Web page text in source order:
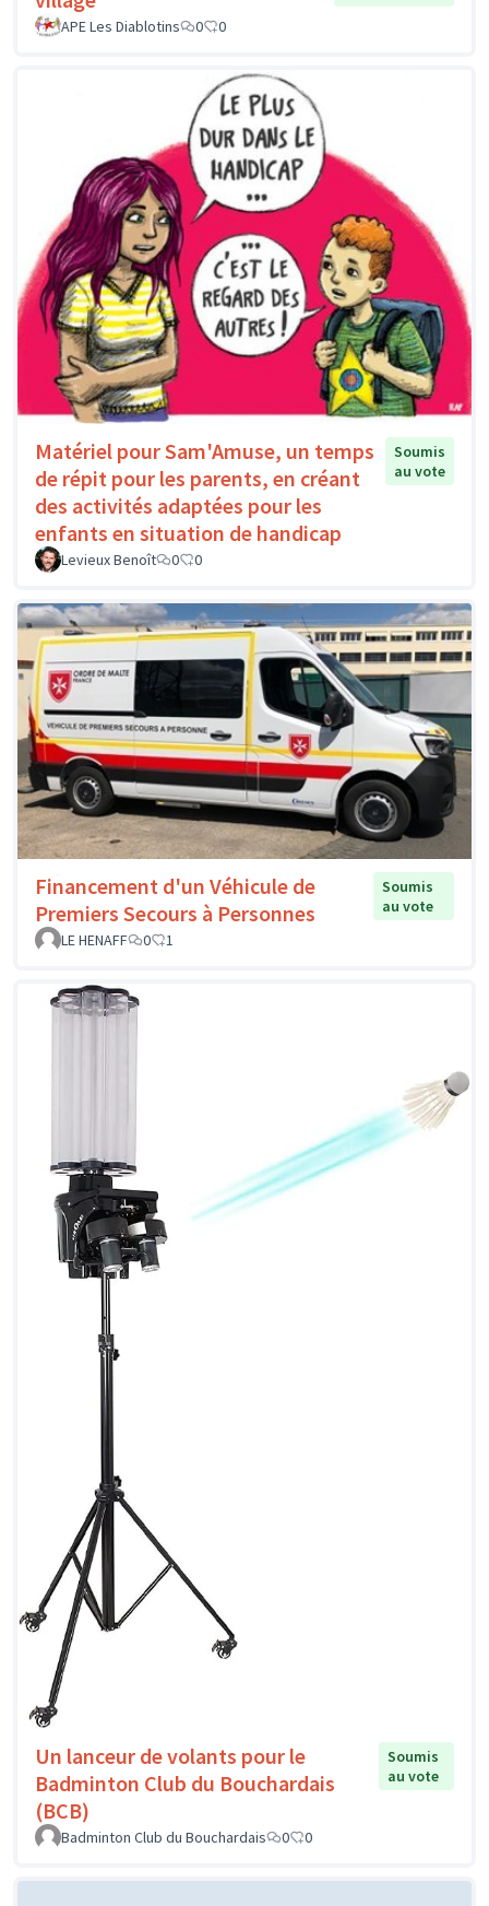
APE Les Diablotins
0 0
Matériel pour Sam'Amuse, un temps
de répit pour les parents, en créant
des activités adaptées pour les
enfants en situation de handicap
Soumis
au vote
Levieux Benoît 0 0
Financement d'un Véhicule de
Premiers Secours à Personnes
Soumis
au vote
LE HENAFF
0 1
Un lanceur de volants pour le
Badminton Club du Bouchardais
(BCB)
Soumis
au vote
Badminton Club du Bouchardais 0 0